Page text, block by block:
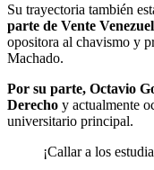
Su trayectoria también
parte de Vente
opositora al chavismo y
Machado.
Por su parte, Octavio
Derecho y actualmente
universitario principal.
¡Callar a los